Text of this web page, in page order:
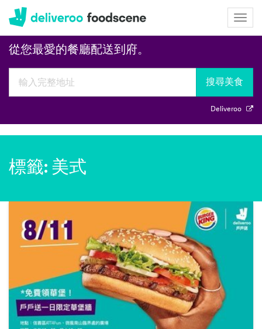
Deliveroo
標籤: 美式
從您最愛的餐廳配送到府。
搜尋美食
Deliveroo